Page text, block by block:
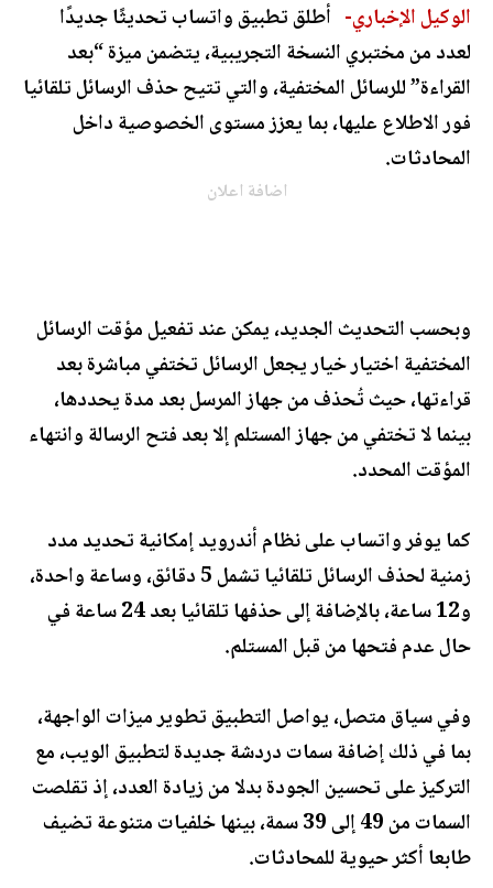
الوكيل الإخباري- أطلق تطبيق واتساب تحديثًا جديدًا
لعدد من مختبري النسخة التجريبية، يتضمن ميزة “بعد
القراءة” للرسائل المختفية، والتي تتيح حذف الرسائل تلقائيا
فور الاطلاع عليها، بما يعزز مستوى الخصوصية داخل
المحادثات.
اضافة اعلان
وبحسب التحديث الجديد، يمكن عند تفعيل مؤقت الرسائل
المختفية اختيار خيار يجعل الرسائل تختفي مباشرة بعد
قراءتها، حيث تُحذف من جهاز المرسل بعد مدة يحددها،
بينما لا تختفي من جهاز المستلم إلا بعد فتح الرسالة وانتهاء
المؤقت المحدد.
كما يوفر واتساب على نظام أندرويد إمكانية تحديد مدد
زمنية لحذف الرسائل تلقائيا تشمل 5 دقائق، وساعة واحدة،
و12 ساعة، بالإضافة إلى حذفها تلقائيا بعد 24 ساعة في
حال عدم فتحها من قبل المستلم.
وفي سياق متصل، يواصل التطبيق تطوير ميزات الواجهة،
بما في ذلك إضافة سمات دردشة جديدة لتطبيق الويب، مع
التركيز على تحسين الجودة بدلا من زيادة العدد، إذ تقلصت
السمات من 49 إلى 39 سمة، بينها خلفيات متنوعة تضيف
طابعا أكثر حيوية للمحادثات.